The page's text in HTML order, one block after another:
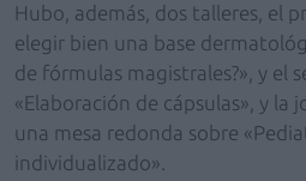
Hubo, además, dos talleres, el
elegir bien una base
de fórmulas magistrales?», y el
«Elaboración de cápsulas», y la
una mesa redonda sobre
individualizado».